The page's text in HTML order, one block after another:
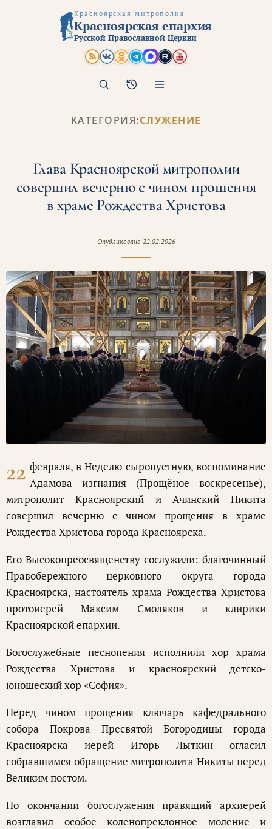
Красноярская митрополия
Красноярская епархия
Русской Православной Церкви
Архив
Поиск
КАТЕГОРИЯ:СЛУЖЕНИЕ
Глава Красноярской митрополии
совершил вечерню с чином прощения
в храме Рождества Христова
Опубликовано 22.02.2026
22 февраля, в Неделю сыропустную, воспоминание
Адамова изгнания (Прощёное воскресенье),
митрополит Красноярский и Ачинский Никита
совершил вечерню с чином прощения в храме
Рождества Христова города Красноярска.
Его Высокопреосвященству сослужили: благочинный
Правобережного церковного округа города
Красноярска, настоятель храма Рождества Христова
протоиерей Максим Смоляков и клирики
Красноярской епархии.
Богослужебные песнопения исполнили хор храма
Рождества Христова и красноярский детско-
юношеский хор «София».
Перед чином прощения ключарь кафедрального
собора Покрова Пресвятой Богородицы города
Красноярска иерей Игорь Лыткин огласил
собравшимся обращение митрополита Никиты перед
Великим постом.
По окончании богослужения правящий архиерей
возглавил особое коленопреклонное моление и